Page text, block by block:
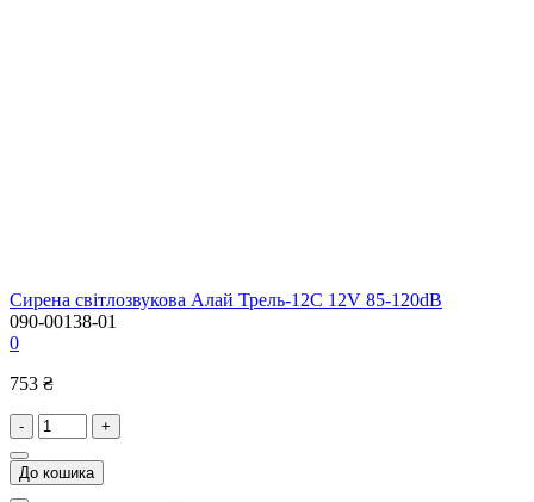
Сирена світлозвукова Алай Трель-12С 12V 85-120dB
090-00138-01
0
753 ₴
- +
До кошика